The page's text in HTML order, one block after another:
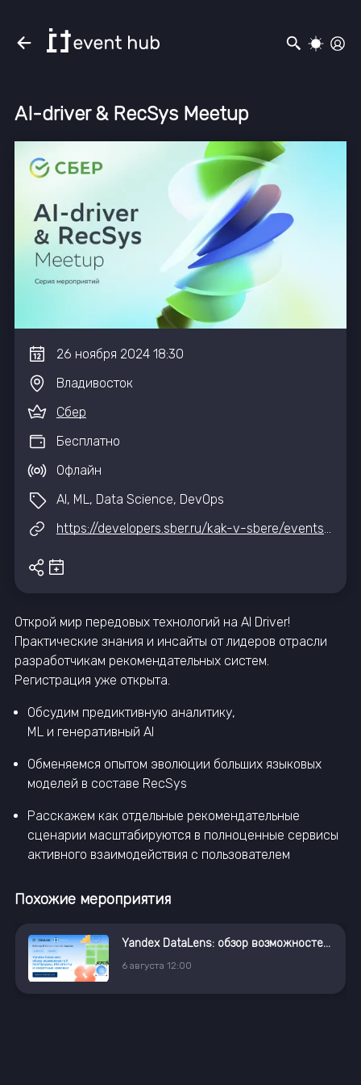
AI-driver & RecSys Meetup
26 ноября 2024 18:30
Владивосток
Сбер
Бесплатно
Офлайн
AI, ML, Data Science, DevOps
https://developers.sber.ru/kak-v-sbere/events/ai_recsys
Открой мир передовых технологий на AI Driver!
Практические знания и инсайты от лидеров отрасли
разработчикам рекомендательных систем.
Регистрация уже открыта.
Обсудим предиктивную аналитику,
ML и генеративный AI
Обменяемся опытом эволюции больших языковых
моделей в составе RecSys
Расскажем как отдельные рекомендательные
сценарии масштабируются в полноценные сервисы
активного взаимодействия с пользователем
Похожие мероприятия
Yandex DataLens: обзор возможностей платформы, ИИ-агенты и секретные новинки
6 августа12:00